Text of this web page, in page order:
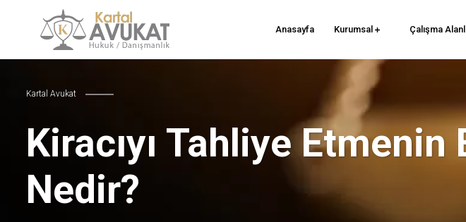
Anasayfa Kurumsal Çalışma
Kartal Avukat
Kiracıyı Tahliye Etmenin
Nedir?